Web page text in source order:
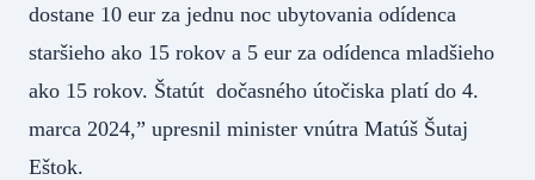
dostane 10 eur za jednu noc ubytovania odídenca
staršieho ako 15 rokov a 5 eur za odídenca mladšieho
ako 15 rokov. Štatút dočasného útočiska platí do 4.
marca 2024,” upresnil minister vnútra Matúš Šutaj
Eštok.